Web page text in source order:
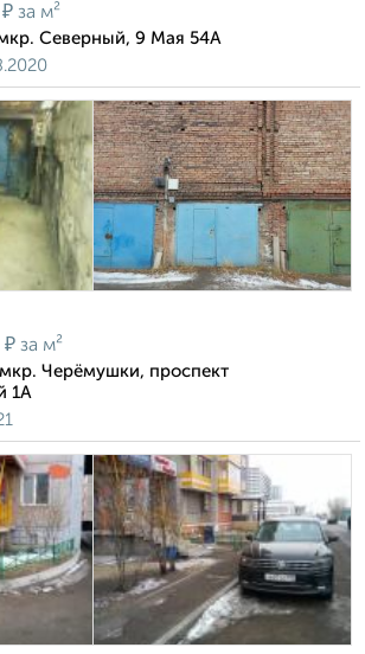
₽ за м²
Северный, 9 Мая 54А
₽ за м²
Черёмушки, проспект
1А